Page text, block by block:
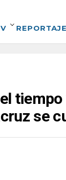
tiempo
se